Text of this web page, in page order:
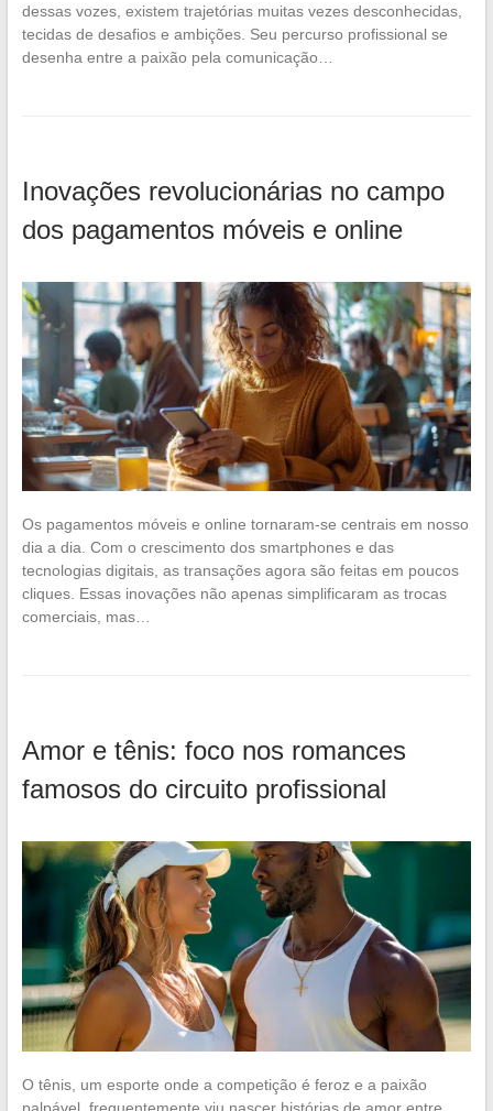
dessas vozes, existem trajetórias muitas vezes desconhecidas,
tecidas de desafios e ambições. Seu percurso profissional se
desenha entre a paixão pela comunicação…
Inovações revolucionárias no campo
dos pagamentos móveis e online
Os pagamentos móveis e online tornaram-se centrais em nosso
dia a dia. Com o crescimento dos smartphones e das
tecnologias digitais, as transações agora são feitas em poucos
cliques. Essas inovações não apenas simplificaram as trocas
comerciais, mas…
Amor e tênis: foco nos romances
famosos do circuito profissional
O tênis, um esporte onde a competição é feroz e a paixão